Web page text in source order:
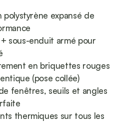
polystyrène expansé de
sous-enduit armé pour
en briquettes rouges
(pose collée)
fenêtres, seuils et angles
thermiques sur tous les